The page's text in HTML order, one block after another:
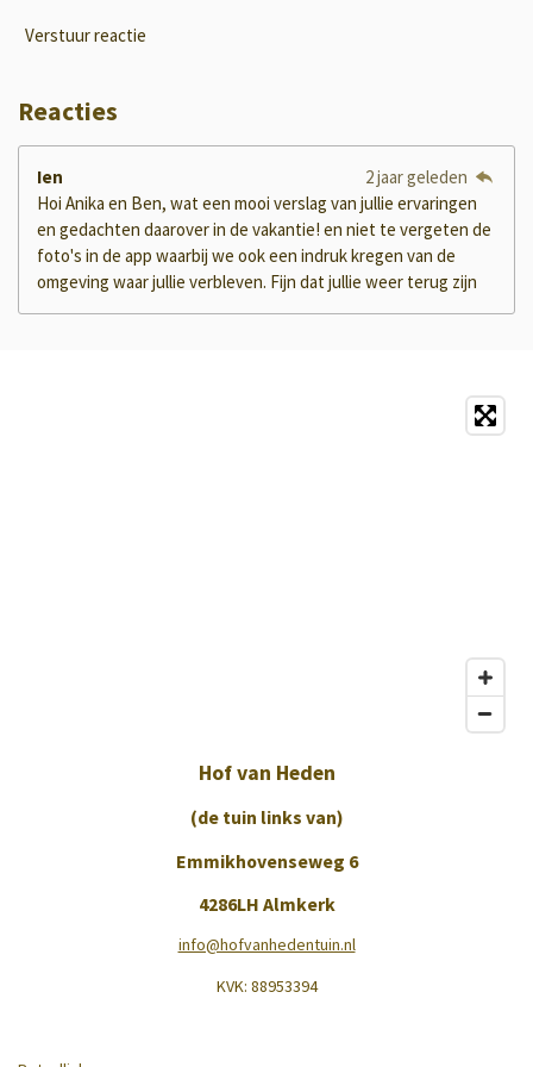
Verstuur reactie
Reacties
Ien
2 jaar geleden
Hoi Anika en Ben, wat een mooi verslag van jullie ervaringen
en gedachten daarover in de vakantie! en niet te vergeten de
foto's in de app waarbij we ook een indruk kregen van de
omgeving waar jullie verbleven. Fijn dat jullie weer terug zijn
Hof van Heden
(de tuin links van)
Emmikhovenseweg 6
4286LH Almkerk
info@hofvanhedentuin.nl
KVK: 88953394